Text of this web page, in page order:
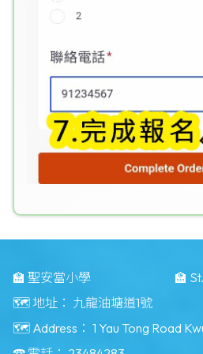
🏫 聖安當小學
🏫
🗺️ 地址： 九龍油塘道1號
🗺️ Address： 1 Yau Tong Road